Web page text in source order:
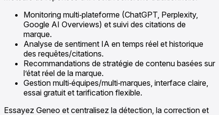
Monitoring multi‑plateforme (ChatGPT, Perplexity,
Google AI Overviews) et suivi des citations de
marque.
Analyse de sentiment IA en temps réel et historique
des requêtes/citations.
Recommandations de stratégie de contenu basées sur
l’état réel de la marque.
Gestion multi‑équipes/multi‑marques, interface claire,
essai gratuit et tarification flexible.
Essayez Geneo et centralisez la détection, la correction et